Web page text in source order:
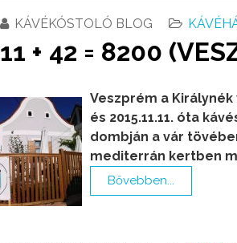
KÁVÉKÓSTOLÓ BLOG
11 + 42 = 8200
Veszprém a
és 2015.11.11. óta
dombján a vár
mediterrán kertben
Bővebben...